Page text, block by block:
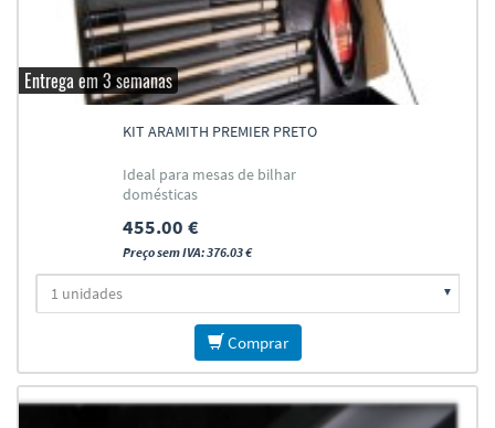
Entrega em 3 semanas
KIT ARAMITH PREMIER PRETO
Ideal para mesas de bilhar
domésticas
455.00 €
Preço sem IVA: 376.03 €
Comprar